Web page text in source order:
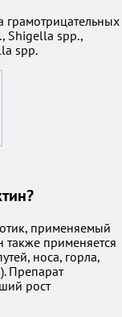
грамотрицательных
Shigella spp.,
spp.
применяемый
применяется
носа, горла,
Препарат
рост